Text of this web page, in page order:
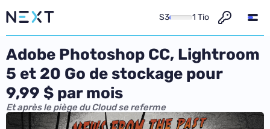
S3 1 Tio
Adobe Photoshop CC, Lightroom
5 et 20 Go de stockage pour
9,99 $ par mois
Et après le piège du Cloud se referme